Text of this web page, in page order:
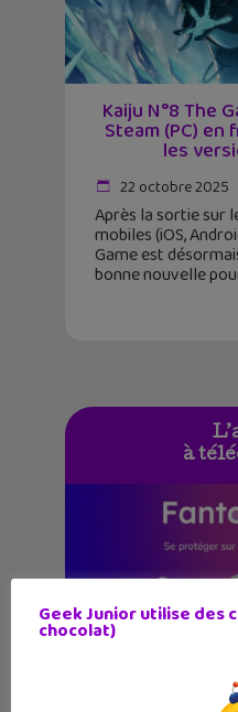
Kaiju N°8 The
Steam (PC)
les
22 octobre 2025
Après la sortie sur
mobiles (iOS,
Game est
bonne nouvelle
à
Geek Junior utilise des
chocolat)